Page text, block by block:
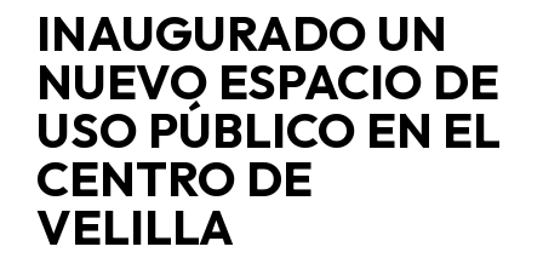
INAUGURADO UN
NUEVO ESPACIO DE
USO PÚBLICO EN EL
CENTRO DE
VELILLA